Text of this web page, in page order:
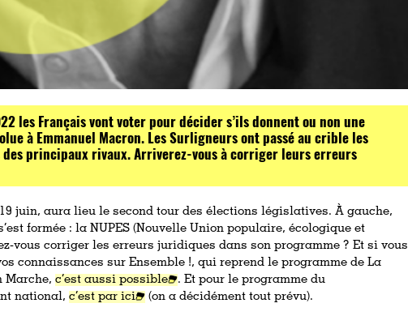
les Français vont voter pour décider s’ils donnent ou non une
à Emmanuel Macron. Les Surligneurs ont passé au crible les
des principaux rivaux. Arriverez-vous à corriger leurs erreurs
juin, aura lieu le second tour des élections législatives. À gauche,
formée : la NUPES (Nouvelle Union populaire, écologique et
vous corriger les erreurs juridiques dans son programme ? Et si vous
connaissances sur Ensemble !, qui reprend le programme de La
Marche,c’est aussi possible
. Et pour le programme du
national,c’est par ici (on a décidément tout prévu).